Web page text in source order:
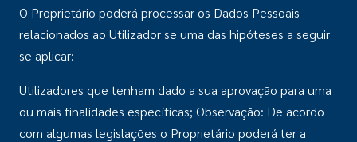
O Proprietário poderá processar os Dados Pessoais
relacionados ao Utilizador se uma das hipóteses a seguir
se aplicar:
Utilizadores que tenham dado a sua aprovação para uma
ou mais finalidades específicas; Observação: De acordo
com algumas legislações o Proprietário poderá ter a